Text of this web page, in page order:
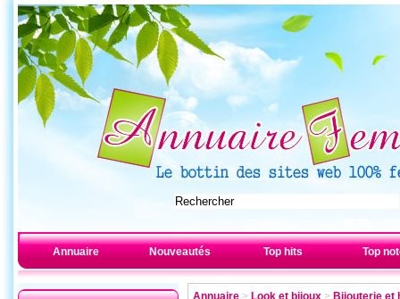
Annuaire Nouveautés Top hits Top
Annuaire > Look et bijoux > Bijouterie et